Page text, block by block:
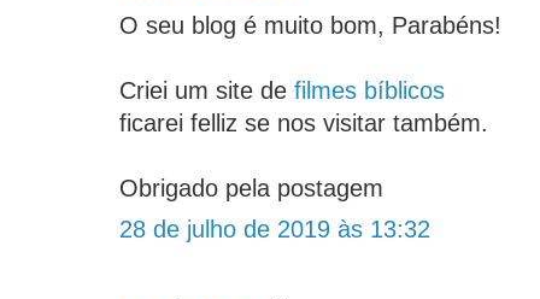
O seu blog é muito bom, Parabéns!
Criei um site de filmes bíblicos
ficarei felliz se nos visitar também.
Obrigado pela postagem
28 de julho de 2019 às 13:32